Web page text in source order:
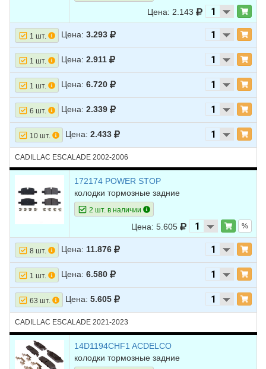
Цена: 2.143
1 шт. Цена: 3.293
1 шт. Цена: 2.911
1 шт. Цена: 6.720
6 шт. Цена: 2.339
10 шт. Цена: 2.433
CADILLAC ESCALADE 2002-2006
172174 POWER STOP
колодки тормозные задние
2 шт. в наличии
Цена: 5.605 %
8 шт. Цена: 11.876
1 шт. Цена: 6.580
63 шт. Цена: 5.605
CADILLAC ESCALADE 2021-2023
14D1194CHF1 ACDELCO
колодки тормозные задние